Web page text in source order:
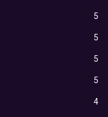
5
5
5
5
4